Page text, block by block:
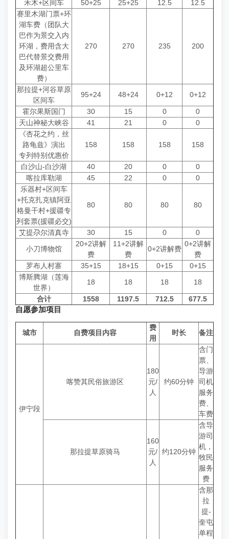
禾木+区间车 50+25 25+25 12.5
12.5
赛里木湖门票+环
湖车费（团队大
巴作为景交入内
环湖，费用含大
巴代替景交费用
及环湖超公里车
费）
270 270 235 200
那拉提+河谷草原
区间车
95+24 48+24 0+12 0+12
霍尔果斯国门 30 15 0
0
天山神秘大峡谷
41 21 0
0
《杏花之约，丝
路龟兹》演出
专列特别优惠价
158 158 158 158
白沙山-白沙湖 40 20 0
0
喀拉库勒湖
45 22 0
0
乐器村+区间车
+托克扎克镇阿亚
格曼干村+援疆专
列套票(援疆必交)
80 80 80 80
艾提尕尔清真寺 30 15 0
0
小刀博物馆
20+2讲解
费
11+2讲解
费
0+2讲解费
0+2讲解
费
罗布人村寨
35+15 18+15 0+15
0+15
博斯腾湖（莲海
世界）
18 18 18 18
合计 1558 1197.5 712.5 677.5
自愿参加项目
城市 自费项目内容
费
用
时长 备注
伊宁段
喀赞其民俗旅游区
180
元/
人
约60分钟
含门
票、
导游
司机
服务
费、
车费
那拉提草原骑马
160
元/
人
约120分钟
含导
游司
机，
牧民
服务
费
含那
拉
提-
奎屯
单程